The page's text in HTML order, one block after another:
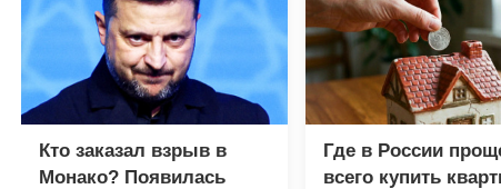
Кто заказал взрыв в
Монако? Появилась
Где в России
всего купить